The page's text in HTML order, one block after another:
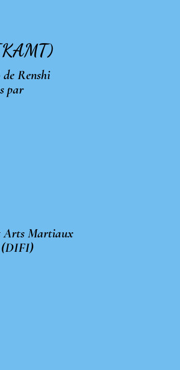
Renshi
par
Arts Martiaux
(DIFI)